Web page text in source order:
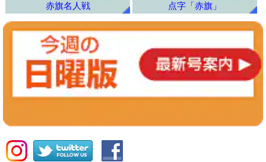
赤旗名人戦
点字「赤旗」